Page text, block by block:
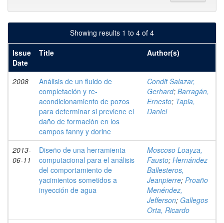
Showing results 1 to 4 of 4
Issue
Date
Title Author(s)
2008
Análisis de un fluido de
completación y re-
acondicionamiento de pozos
para determinar si previene el
daño de formación en los
campos fanny y dorine
Condit Salazar,
Gerhard; Barragán,
Ernesto; Tapia,
Daniel
2013-
06-11
Diseño de una herramienta
computacional para el análisis
del comportamiento de
yacimientos sometidos a
inyección de agua
Moscoso Loayza,
Fausto; Hernández
Ballesteros,
Jeanpierre; Proaño
Menéndez,
Jefferson; Gallegos
Orta, Ricardo